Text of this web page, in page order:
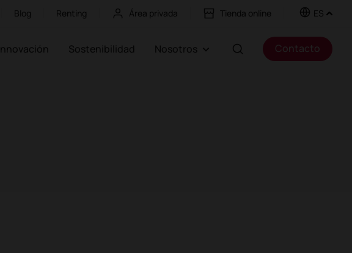
Blog Renting Área privada Tienda online ES
Innovación Sostenibilidad Nosotros Contacto